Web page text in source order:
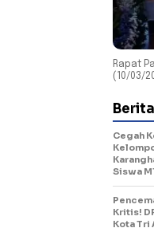
Rapat
(10/03/
Cegah
Siswa
Kritis!
Kota Tri